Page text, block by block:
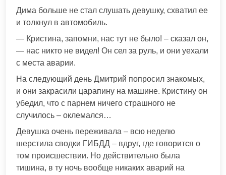
Дима больше не стал слушать девушку, схватил ее
и толкнул в автомобиль.
— Кристина, запомни, нас тут не было! – сказал он,
— нас никто не видел! Он сел за руль, и они уехали
с места аварии.
На следующий день Дмитрий попросил знакомых,
и они закрасили царапину на машине. Кристину он
убедил, что с парнем ничего страшного не
случилось – оклемался…
Девушка очень переживала – всю неделю
шерстила сводки ГИБДД – вдруг, где говорится о
том происшествии. Но действительно была
тишина, в ту ночь вообще никаких аварий на